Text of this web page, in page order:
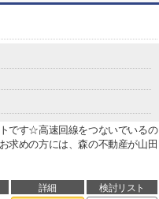
です☆高速回線をつないでいるの
求めの方には、森の不動産が山田
詳細
検討リスト